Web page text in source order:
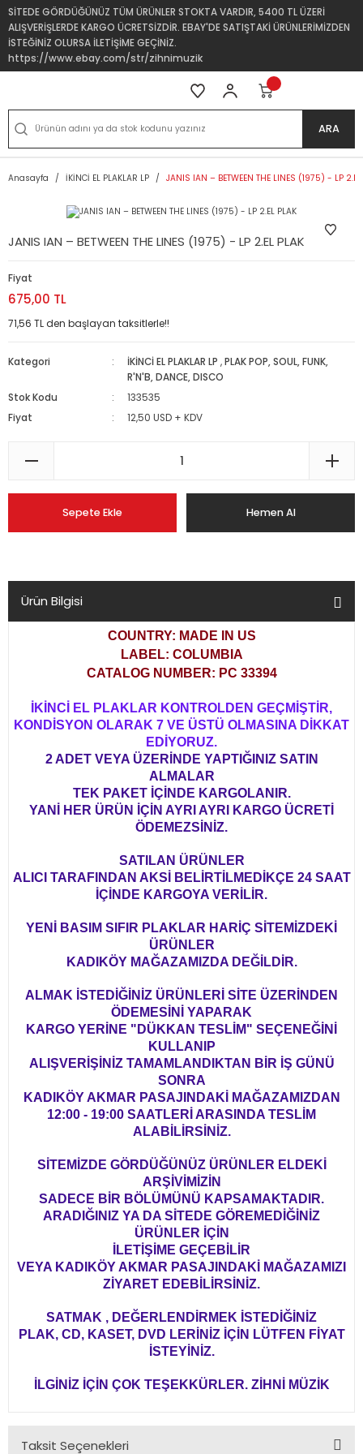
SİTEDE GÖRDÜĞÜNÜZ TÜM ÜRÜNLER STOKTA VARDIR, 5400 TL ÜZERİ
ALIŞVERİŞLERDE KARGO ÜCRETSİZDİR. EBAY'DE SATIŞTAKİ ÜRÜNLERİMİZDEN
İSTEĞİNİZ OLURSA İLETİŞİME GEÇİNİZ.
https://www.ebay.com/str/zihnimuzik
ARA
Anasayfa İKİNCİ EL PLAKLAR LP JANIS IAN – BETWEEN THE LINES (1975) - LP 2.EL
JANIS IAN – BETWEEN THE LINES (1975) - LP 2.EL PLAK
Fiyat
675,00 TL
71,56 TL den başlayan taksitlerle!!
Kategori İKİNCİ EL PLAKLAR LP ,PLAK POP, SOUL, FUNK,
R'N'B, DANCE, DISCO
Stok Kodu
133535
Fiyat
12,50 USD + KDV
Sepete Ekle Hemen Al
Ürün Bilgisi
COUNTRY: MADE IN US
LABEL: COLUMBIA
CATALOG NUMBER: PC 33394
İKİNCİ EL PLAKLAR KONTROLDEN GEÇMİŞTİR,
KONDİSYON OLARAK 7 VE ÜSTÜ OLMASINA DİKKAT
EDİYORUZ.
2 ADET VEYA ÜZERİNDE YAPTIĞINIZ SATIN
ALMALAR
TEK PAKET İÇİNDE KARGOLANIR.
YANİ HER ÜRÜN İÇİN AYRI AYRI KARGO ÜCRETİ
ÖDEMEZSİNİZ.
SATILAN ÜRÜNLER
ALICI TARAFINDAN AKSİ BELİRTİLMEDİKÇE 24 SAAT
İÇİNDE KARGOYA VERİLİR.
YENİ BASIM SIFIR PLAKLAR HARİÇ SİTEMİZDEKİ
ÜRÜNLER
KADIKÖY MAĞAZAMIZDA DEĞİLDİR.
ALMAK İSTEDİĞİNİZ ÜRÜNLERİ SİTE ÜZERİNDEN
ÖDEMESİNİ YAPARAK
KARGO YERİNE "DÜKKAN TESLİM" SEÇENEĞİNİ
KULLANIP
ALIŞVERİŞİNİZ TAMAMLANDIKTAN BİR İŞ GÜNÜ
SONRA
KADIKÖY AKMAR PASAJINDAKİ MAĞAZAMIZDAN
12:00 - 19:00 SAATLERİ ARASINDA TESLİM
ALABİLİRSİNİZ.
SİTEMİZDE GÖRDÜĞÜNÜZ ÜRÜNLER ELDEKİ
ARŞİVİMİZİN
SADECE BİR BÖLÜMÜNÜ KAPSAMAKTADIR.
ARADIĞINIZ YA DA SİTEDE GÖREMEDİĞİNİZ
ÜRÜNLER İÇİN
İLETİŞİME GEÇEBİLİR
VEYA KADIKÖY AKMAR PASAJINDAKİ MAĞAZAMIZI
ZİYARET EDEBİLİRSİNİZ.
SATMAK , DEĞERLENDİRMEK İSTEDİĞİNİZ
PLAK, CD, KASET, DVD LERİNİZ İÇİN LÜTFEN FİYAT
İSTEYİNİZ.
İLGİNİZ İÇİN ÇOK TEŞEKKÜRLER. ZİHNİ MÜZİK
Taksit Seçenekleri